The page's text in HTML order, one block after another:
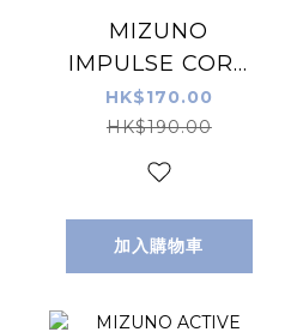
MIZUNO
IMPULSE CORE
TEE 男裝運動衫 黑
色
HK$170.00
HK$190.00
加入購物車